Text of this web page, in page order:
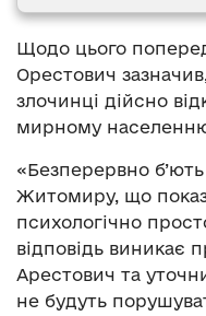
Щодо цього
Орестович
злочинці дійсно
мирному
«Безперервно
Житомиру, що
психологічно
відповідь виникає
Арестович та
не будуть